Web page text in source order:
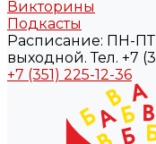
Викторины
Подкасты
Расписание: ПН-
выходной. Тел. +7
+7 (351) 225-12-36